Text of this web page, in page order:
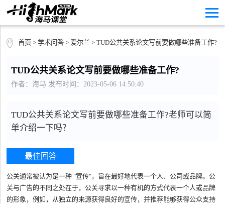
首页 > 学术问答> 爱尔兰 > TUD公共关系论文写前要做哪些准备工作?
TUD公共关系论文写前要做哪些准备工作?
作者：海马 发布时间：2023-05-06 14:50:40
TUD公共关系论文写前要做哪些准备工作?老师可以简
单介绍一下吗？
最佳回答
公关通常被认为是一种 "宣传"，旨在最好地代表一个人、公司或品牌。公
关与广告的不同之处在于，公关寻求以一种有机的方式代表一个人或品牌
的形象，例如，从独立的来源获得良好的宣传，并推荐能够获得公众支持